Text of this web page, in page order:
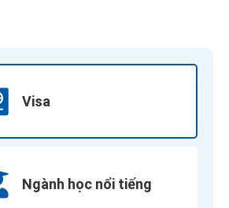
Visa
Ngành học nổi tiếng